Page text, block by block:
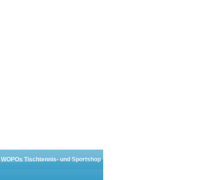
WOPOs Tischtennis- und Sportshop